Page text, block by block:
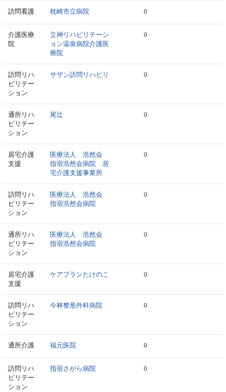
訪問看護 枕崎市立病院 0
介護医療
院
立神リハビリテーシ
ョン温泉病院介護医
療院
0
訪問リハ
ビリテー
ション
サザン訪問リハビリ 0
通所リハ
ビリテー
ション
尾辻 0
居宅介護
支援
医療法人 浩然会
指宿浩然会病院 居
宅介護支援事業所
0
訪問リハ
ビリテー
ション
医療法人 浩然会
指宿浩然会病院
0
通所リハ
ビリテー
ション
医療法人 浩然会
指宿浩然会病院
0
居宅介護
支援
ケアプランたけのこ 0
訪問リハ
ビリテー
ション
今林整形外科病院 0
通所介護 福元医院 0
訪問リハ
ビリテー
ション
指宿さがら病院 0